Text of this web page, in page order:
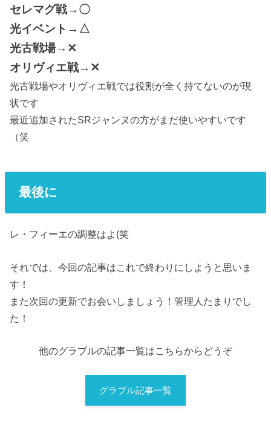
セレマグ戦→〇
光イベント→△
光古戦場→✕
オリヴィエ戦→✕
光古戦場やオリヴィエ戦では役割が全く持てないのが現
状です
最近追加されたSRジャンヌの方がまだ使いやすいです
（笑
最後に
レ・フィーエの調整はよ(笑
それでは、今回の記事はこれで終わりにしようと思いま
す！
また次回の更新でお会いしましょう！管理人たまりでし
た！
他のグラブルの記事一覧はこちらからどうぞ
グラブル記事一覧